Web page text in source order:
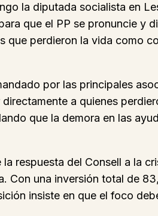
la diputada socialista en
que el PP se pronuncie y
que perdieron la vida como
por las principales
a quienes
que la demora en las
la respuesta del Consell a la
una inversión total de
insiste en que el foco